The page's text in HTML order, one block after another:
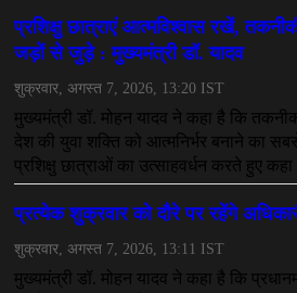
महादेव ऐप केस में बड़ा एक्शन, सौरभ
July 08, 2026
CHHATTISGARH
तीजन बाई को याद करेगा
July 07, 2026